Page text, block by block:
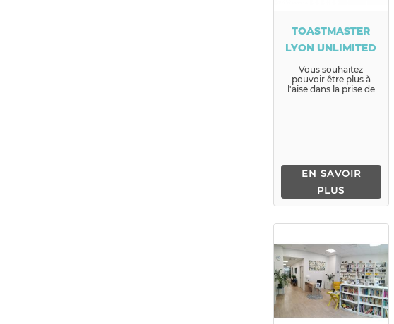
TOASTMASTER
LYON UNLIMITED
Vous souhaitez
pouvoir être plus à
l'aise dans la prise de
EN SAVOIR
PLUS